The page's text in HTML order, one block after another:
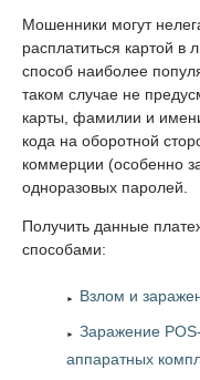
Мошенники могут
расплатиться картой в
способ наиболее
таком случае не
карты, фамилии и
кода на оборотной
коммерции (особенно
одноразовых паролей.
Получить данные
способами:
Взлом и
Заражение
аппаратных